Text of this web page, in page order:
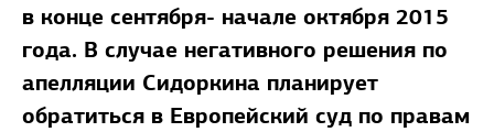
в конце сентября- начале октября 2015
года. В случае негативного решения по
апелляции Сидоркина планирует
обратиться в Европейский суд по правам